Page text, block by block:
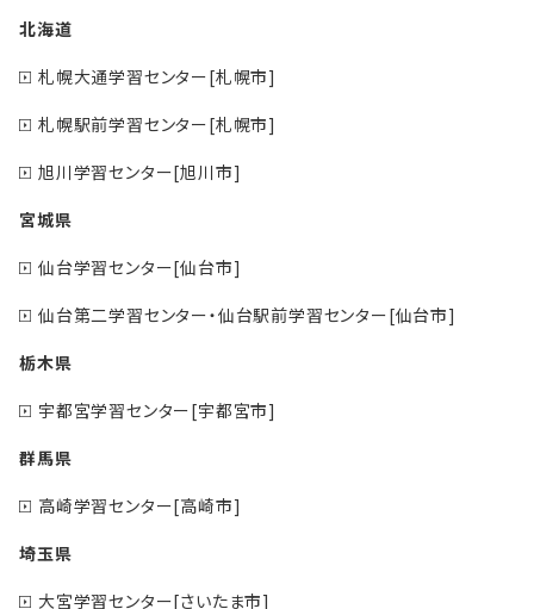
北海道
札幌大通学習センター[札幌市]
札幌駅前学習センター[札幌市]
旭川学習センター[旭川市]
宮城県
仙台学習センター[仙台市]
仙台第二学習センター・仙台駅前学習センター[仙台市]
栃木県
宇都宮学習センター[宇都宮市]
群馬県
高崎学習センター[高崎市]
埼玉県
大宮学習センター[さいたま市]